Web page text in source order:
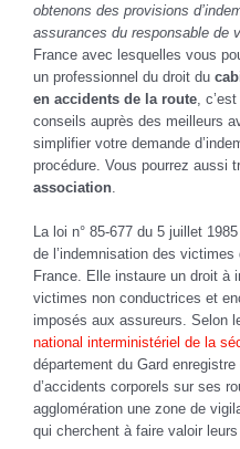
obtenons des provisions
assurances du responsable de
France avec lesquelles vous
un professionnel du droit du
en accidents de la route ,
conseils auprès des meilleurs
simplifier votre demande
procédure. Vous pourrez aussi
association
La loi n° 85-677 du 5 juillet
de l’indemnisation des
France. Elle instaure un droit à
victimes non conductrices et
imposés aux assureurs. Selon
national interministériel de la
département du Gard
d’accidents corporels sur ses
agglomération une zone de
qui cherchent à faire valoir leurs